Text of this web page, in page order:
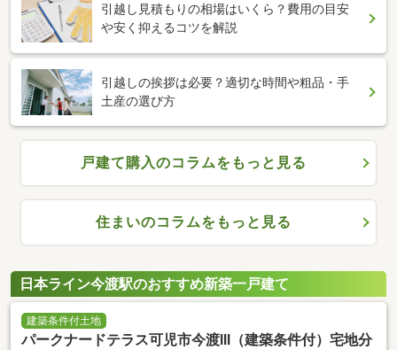
引越し見積もりの相場はいくら？費用の目安
や安く抑えるコツを解説
引越しの挨拶は必要？適切な時間や粗品・手
土産の選び方
戸建て購入のコラムをもっと見る
住まいのコラムをもっと見る
日本ライン今渡駅のおすすめ新築一戸建て
建築条件付土地
パークナードテラス可児市今渡Ⅲ（建築条件付）宅地分